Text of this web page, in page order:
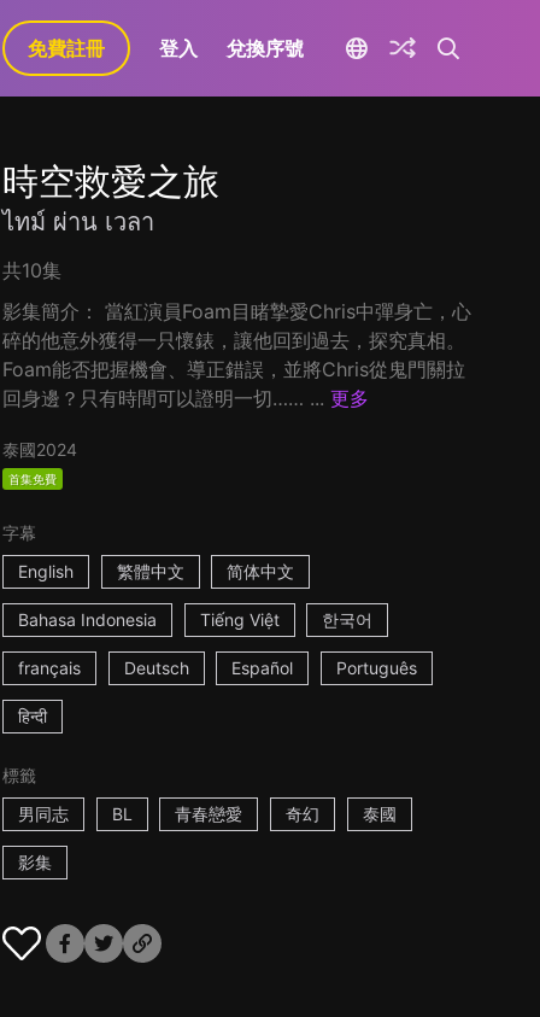
免費註冊 登入 兌換序號
時空救愛之旅
ไทม์ ผ่าน เวลา
共10集
影集簡介： 當紅演員Foam目睹摯愛Chris中彈身亡，心
碎的他意外獲得一只懷錶，讓他回到過去，探究真相。
Foam能否把握機會、導正錯誤，並將Chris從鬼門關拉
回身邊？只有時間可以證明一切…… ... 更多
泰國2024
首集免費
字幕
English
繁體中文 简体中文
Bahasa Indonesia Tiếng Việt 한국어
français Deutsch Español Português
हिन्दी
標籤
男同志
BL 青春戀愛 奇幻 泰國
影集